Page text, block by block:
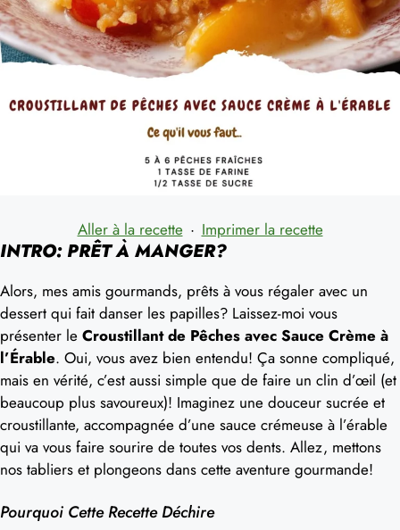
Aller à la recette · Imprimer la recette
INTRO: PRÊT À MANGER?
Alors, mes amis gourmands, prêts à vous régaler avec un
dessert qui fait danser les papilles? Laissez-moi vous
présenter le Croustillant de Pêches avec Sauce Crème à
l’Érable. Oui, vous avez bien entendu! Ça sonne compliqué,
mais en vérité, c’est aussi simple que de faire un clin d’œil (et
beaucoup plus savoureux)! Imaginez une douceur sucrée et
croustillante, accompagnée d’une sauce crémeuse à l’érable
qui va vous faire sourire de toutes vos dents. Allez, mettons
nos tabliers et plongeons dans cette aventure gourmande!
Pourquoi Cette Recette Déchire